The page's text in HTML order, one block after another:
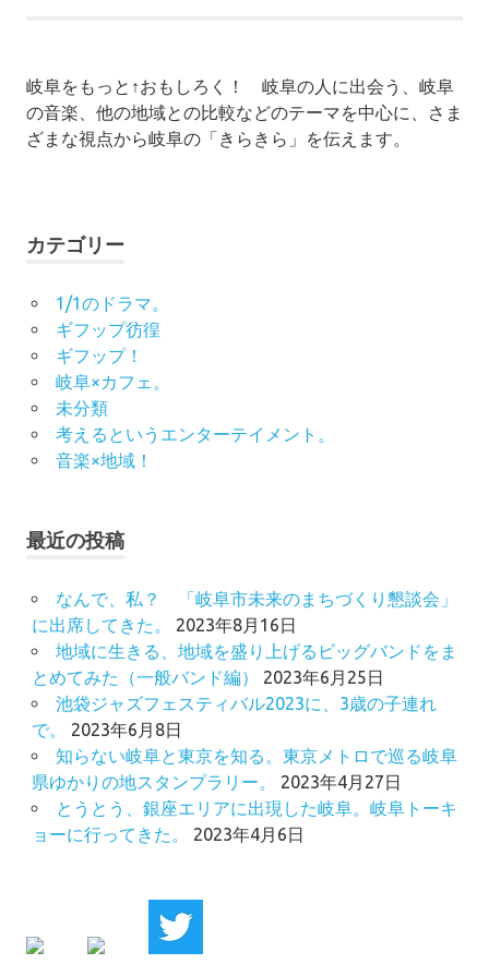
岐阜をもっと↑おもしろく！ 岐阜の人に出会う、岐阜
の音楽、他の地域との比較などのテーマを中心に、さま
ざまな視点から岐阜の「きらきら」を伝えます。
カテゴリー
1/1のドラマ。
ギフップ彷徨
ギフップ！
岐阜×カフェ。
未分類
考えるというエンターテイメント。
音楽×地域！
最近の投稿
なんで、私？ 「岐阜市未来のまちづくり懇談会」
に出席してきた。
2023年8月16日
地域に生きる、地域を盛り上げるビッグバンドをま
とめてみた（一般バンド編）
2023年6月25日
池袋ジャズフェスティバル2023に、3歳の子連れ
で。
2023年6月8日
知らない岐阜と東京を知る。東京メトロで巡る岐阜
県ゆかりの地スタンプラリー。
2023年4月27日
とうとう、銀座エリアに出現した岐阜。岐阜トーキ
ョーに行ってきた。
2023年4月6日